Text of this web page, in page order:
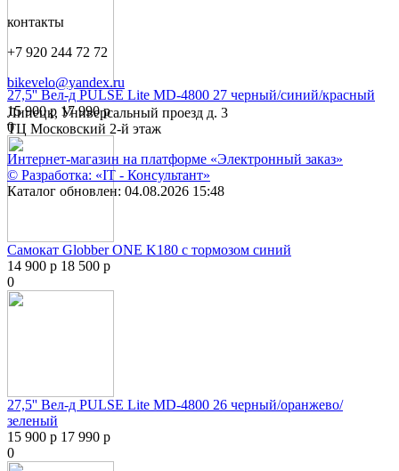
27,5'' Вел-д PULSE Lite MD-4800 27 черный/синий/красный
15 900 р 17 990 р
0
Самокат Globber ONE K180 с тормозом синий
14 900 р 18 500 р
0
27,5'' Вел-д PULSE Lite MD-4800 26 черный/оранжево/
зеленый
15 900 р 17 990 р
0
контакты
+7 920 244 72 72
bikevelo@yandex.ru
Липецк, Универсальный проезд д. 3
ТЦ Московский 2-й этаж
Интернет-магазин на платформе «Электронный заказ»
© Разработка: «IT - Консультант»
Каталог обновлен: 04.08.2026 15:48